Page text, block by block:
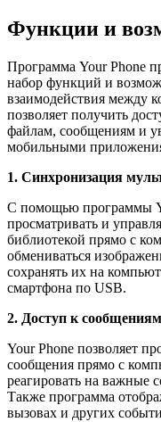
Функции и
Программа Your Phone
набор функций и
взаимодействия между
позволяет получить
файлам, сообщениям и
мобильными
1. Синхронизация
С помощью программы
просматривать и
библиотекой прямо с
обмениваться
сохранять их на
смартфона по USB.
2. Доступ к
Your Phone позволяет
сообщения прямо с
реагировать на важные
Также программа
вызовах и других